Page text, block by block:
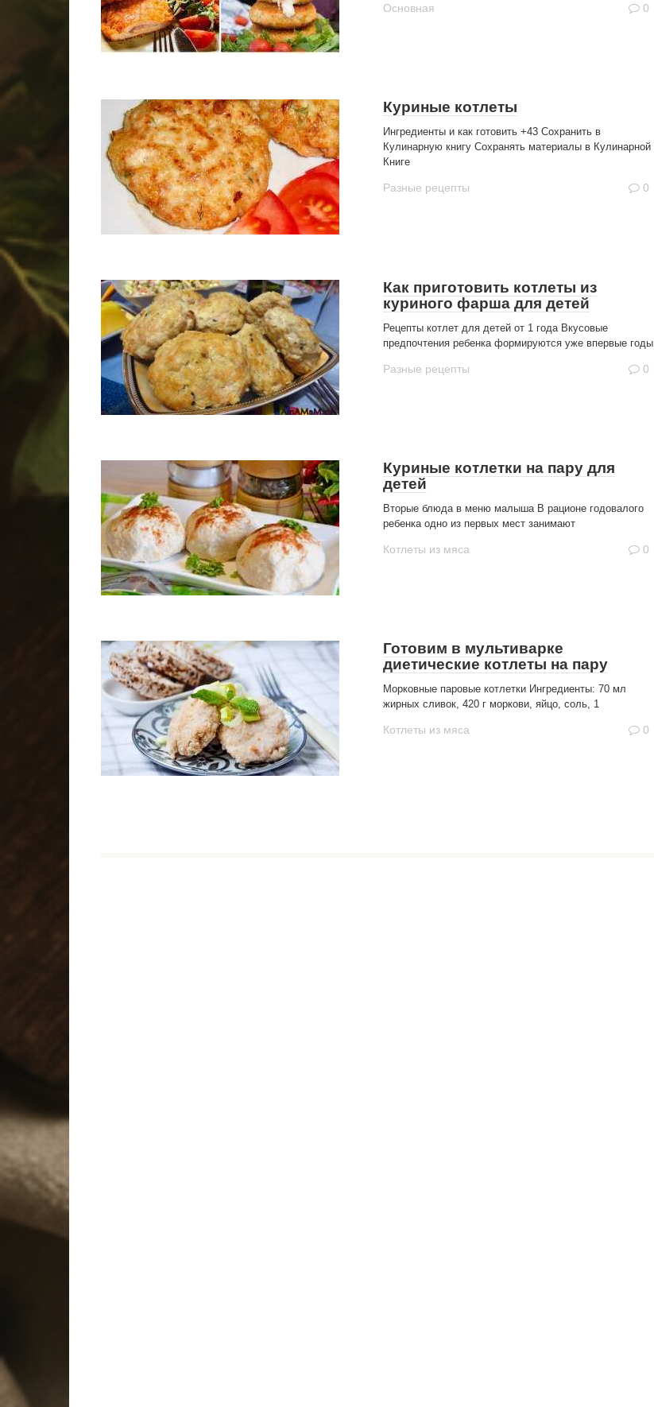
Основная 0
Куриные котлеты
Ингредиенты и как готовить +43 Сохранить в
Кулинарную книгу Сохранять материалы в Кулинарной
Книге
Разные рецепты 0
Как приготовить котлеты из
куриного фарша для детей
Рецепты котлет для детей от 1 года Вкусовые
предпочтения ребенка формируются уже впервые годы
Разные рецепты 0
Куриные котлетки на пару для
детей
Вторые блюда в меню малыша В рационе годовалого
ребенка одно из первых мест занимают
Котлеты из мяса 0
Готовим в мультиварке
диетические котлеты на пару
Морковные паровые котлетки Ингредиенты: 70 мл
жирных сливок, 420 г моркови, яйцо, соль, 1
Котлеты из мяса 0